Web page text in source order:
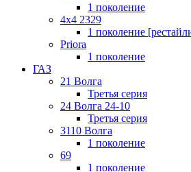
1 поколение
4x4 2329
1 поколение
Priora
1 поколение
ГАЗ
21 Волга
Третья серия
24 Волга 24-10
Третья серия
3110 Волга
1 поколение
69
1 поколение